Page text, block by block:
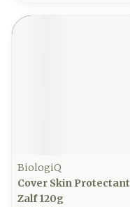
BiologiQ
Cover Skin Protectant
Zalf 120g